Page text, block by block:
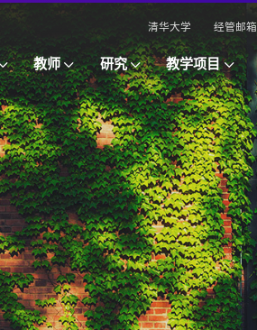
清华大学 经管邮箱
教师 研究 教学项目